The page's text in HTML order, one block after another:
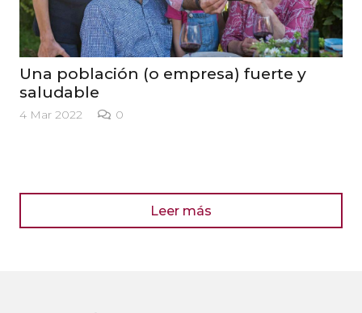
Una población (o empresa) fuerte y
saludable
4 Mar 2022 0
Leer más